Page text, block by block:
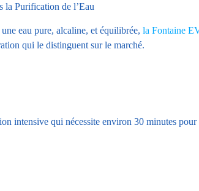
la Purification de l’Eau
eau pure, alcaline, et équilibrée, la Fontaine
qui le distinguent sur le marché.
intensive qui nécessite environ 30 minutes